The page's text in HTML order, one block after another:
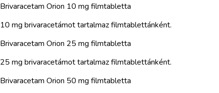
Brivaracetam Orion 10 mg filmtabletta
10 mg brivaracetámot tartalmaz filmtablettánként.
Brivaracetam Orion 25 mg filmtabletta
25 mg brivaracetámot tartalmaz filmtablettánként.
Brivaracetam Orion 50 mg filmtabletta